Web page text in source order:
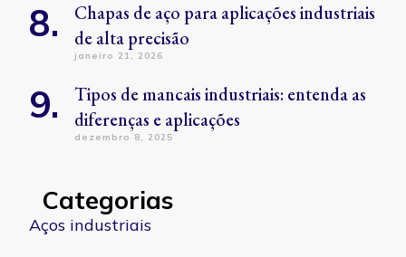
Chapas de aço para aplicações industriais
de alta precisão
janeiro 21, 2026
Tipos de mancais industriais: entenda as
diferenças e aplicações
dezembro 8, 2025
Categorias
Aços industriais